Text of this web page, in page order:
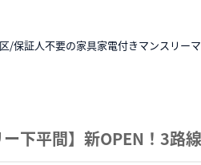
/保証人不要の家具家電付きマンスリー
ー下平間】新OPEN！3路